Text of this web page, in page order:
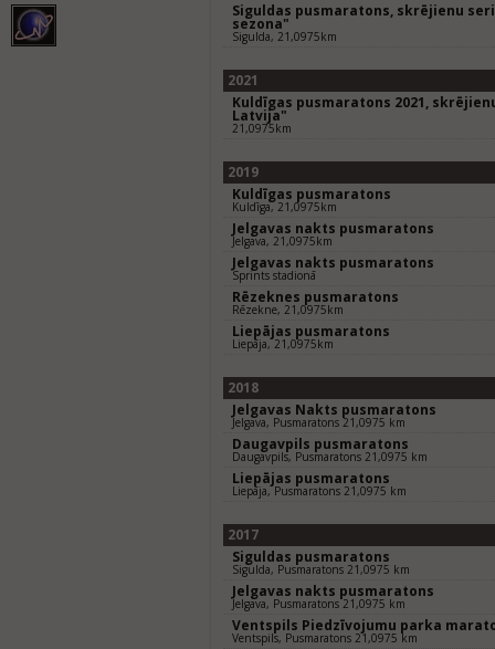
Siguldas pusmaratons, skrējienu
sezona"
Sigulda, 21,0975km
2021
Kuldīgas pusmaratons 2021,
Latvija"
21,0975km
2019
Kuldīgas pusmaratons
Kuldīga, 21,0975km
Jelgavas nakts pusmaratons
Jelgava, 21,0975km
Jelgavas nakts pusmaratons
Sprints stadionā
Rēzeknes pusmaratons
Rēzekne, 21,0975km
Liepājas pusmaratons
Liepāja, 21,0975km
2018
Jelgavas Nakts pusmaratons
Jelgava, Pusmaratons 21,0975 km
Daugavpils pusmaratons
Daugavpils, Pusmaratons 21,0975 km
Liepājas pusmaratons
Liepāja, Pusmaratons 21,0975 km
2017
Siguldas pusmaratons
Sigulda, Pusmaratons 21,0975 km
Jelgavas nakts pusmaratons
Jelgava, Pusmaratons 21,0975 km
Ventspils Piedzīvojumu parka
Ventspils, Pusmaratons 21,0975 km